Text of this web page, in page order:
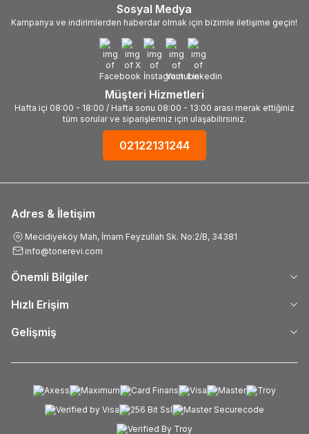
Sosyal Medya
Kampanya ve indirimlerden haberdar olmak için bizimle iletişime geçin!
Müşteri Hizmetleri
Hafta içi 08:00 - 18:00 / Hafta sonu 08:00 - 13:00 arası merak ettiğiniz
tüm sorular ve siparişleriniz için ulaşabilirsiniz.
02122131244
Adres & İletişim
Mecidiyeköy Mah, İmam Feyzullah Sk. No:2/B, 34381
info@tonerevi.com
Önemli Bilgiler
Hızlı Erişim
Gelişmiş